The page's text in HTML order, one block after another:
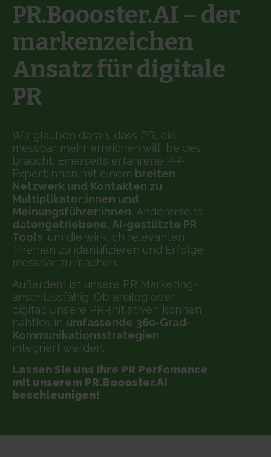
PR.Boooster.AI – der
markenzeichen
Ansatz für digitale
PR
Wir glauben daran, dass PR, die
messbar mehr erreichen will, beides
braucht: Einerseits erfahrene PR-
Expert:innen mit einem breiten
Netzwerk und Kontakten zu
Multiplikator:innen und
Meinungsführer:innen. Andererseits
datengetriebene, AI-gestützte PR
Tools, um die wirklich relevanten
Themen zu identifizieren und Erfolge
messbar zu machen.
Außerdem ist unsere PR Marketing-
anschlussfähig. Ob analog oder
digital: Unsere PR-Initiativen können
nahtlos in umfassende 360-Grad-
Kommunikationsstrategien
integriert werden.
Lassen Sie uns Ihre PR Perfomance
mit unserem PR.Boooster.AI
beschleunigen!